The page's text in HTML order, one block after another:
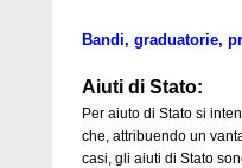
Bandi, graduatorie,
Aiuti di Stato:
Per aiuto di Stato si
che, attribuendo un
casi, gli aiuti di Stato